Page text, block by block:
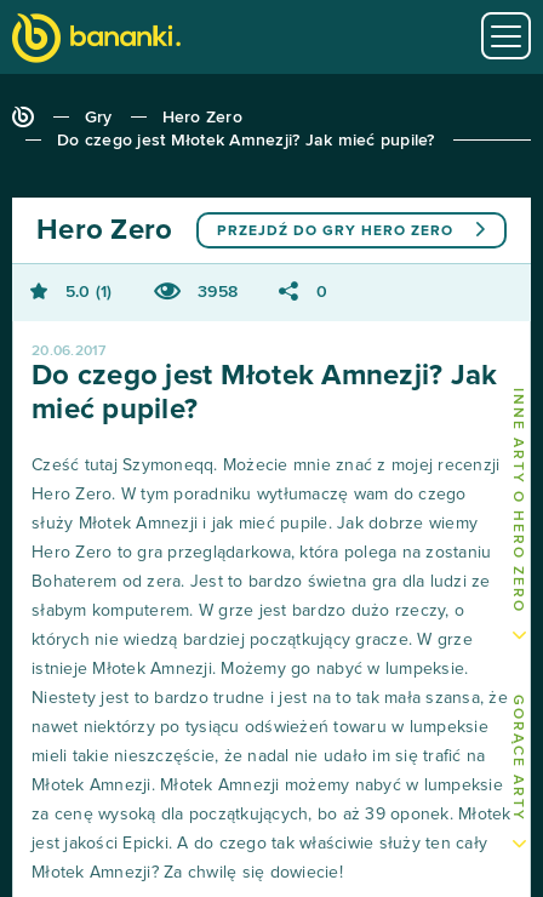
Gry
Hero Zero
Do czego jest Młotek Amnezji? Jak mieć pupile?
INNE ARTY O HERO ZERO
GORĄCE ARTY
PRZEJDŹ DO GRY HERO ZERO
Hero Zero
5.0 1 3958 0
20.06.2017
Do czego jest Młotek Amnezji? Jak
mieć pupile?
Cześć tutaj Szymoneqq. Możecie mnie znać z mojej recenzji
Hero Zero. W tym poradniku wytłumaczę wam do czego
służy Młotek Amnezji i jak mieć pupile. Jak dobrze wiemy
Hero Zero to gra przeglądarkowa, która polega na zostaniu
Bohaterem od zera. Jest to bardzo świetna gra dla ludzi ze
słabym komputerem. W grze jest bardzo dużo rzeczy, o
których nie wiedzą bardziej początkujący gracze. W grze
istnieje Młotek Amnezji. Możemy go nabyć w lumpeksie.
Niestety jest to bardzo trudne i jest na to tak mała szansa, że
nawet niektórzy po tysiącu odświeżeń towaru w lumpeksie
mieli takie nieszczęście, że nadal nie udało im się trafić na
Młotek Amnezji. Młotek Amnezji możemy nabyć w lumpeksie
za cenę wysoką dla początkujących, bo aż 39 oponek. Młotek
jest jakości Epicki. A do czego tak właściwie służy ten cały
Młotek Amnezji? Za chwilę się dowiecie!